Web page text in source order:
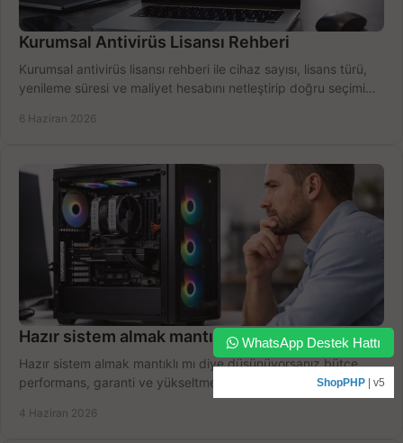
Kurumsal Antivirüs Lisansı Rehberi
Kurumsal antivirüs lisansı rehberi ile cihaz sayısı, lisans türü,
yenileme süresi ve maliyet hesabını netleştirip doğru seçimi
6 Haziran 2026
Hazır sistem almak mantıklı mı gerçekten?
Hazır sistem almak mantıklı mı diye düşünüyorsanız bütçe,
performans, garanti ve yükseltme payını birlikte değerlendirin,
4 Haziran 2026
WhatsApp Destek Hattı
ShopPHP | v5